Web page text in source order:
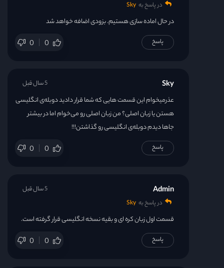
در پاسخ به Sky
در حال اماده سازی هستیم. بزودی اضافه خواهد شد
0 0 پاسخ
Sky
عذرمیخوام این قسمت هایی که شما قرار دادید دوبله‌ی انگلیسی
هستن یا زبان اصلی؟ من زبان اصلی رو می‌خوام اما در بیشتر
جاها دیدم دوبله‌ی انگلیسی رو گذاشتن!!!
0 0
5 سال قبل
پاسخ
Admin
در پاسخ به Sky
قسمت اول زبان کره ای و بقیه نسخه انگلیسی قرار گرفته است.
0 0
5 سال قبل
پاسخ